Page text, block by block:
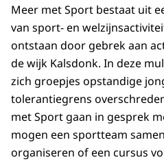
Meer met Sport bestaat uit
van sport- en
ontstaan door gebrek aan
de wijk Kalsdonk. In deze
zich groepjes opstandige
tolerantiegrens
met Sport gaan in gesprek
mogen een sportteam
organiseren of een cursus